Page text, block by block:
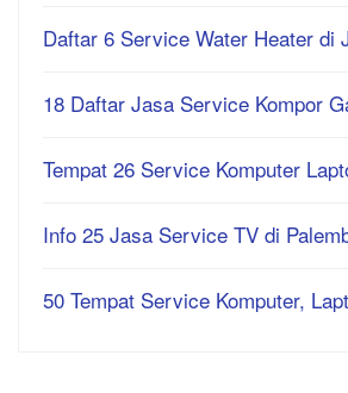
Daftar 6 Service Water Heater
18 Daftar Jasa Service Kompor
Tempat 26 Service Komputer
Info 25 Jasa Service TV di
50 Tempat Service Komputer,